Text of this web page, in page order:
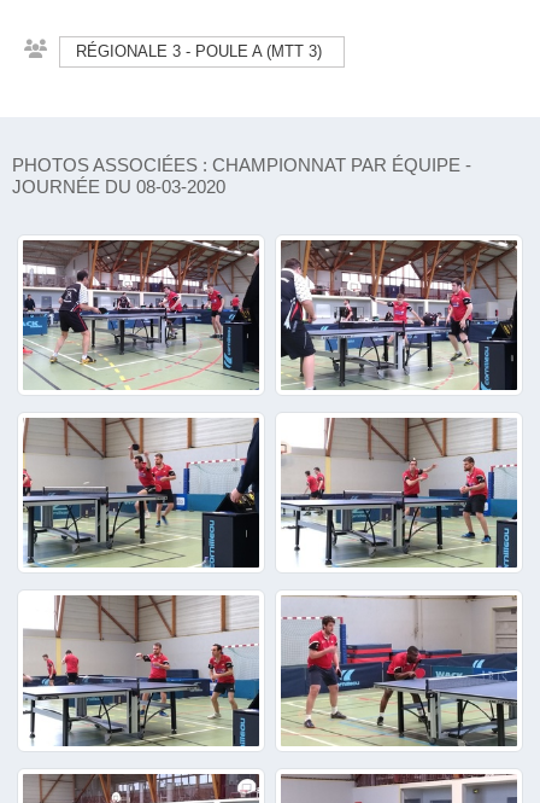
RÉGIONALE 3 - POULE A (MTT 3)
PHOTOS ASSOCIÉES : CHAMPIONNAT PAR ÉQUIPE -
JOURNÉE DU 08-03-2020